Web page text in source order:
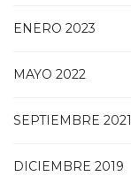
ENERO 2023
MAYO 2022
SEPTIEMBRE 2021
DICIEMBRE 2019